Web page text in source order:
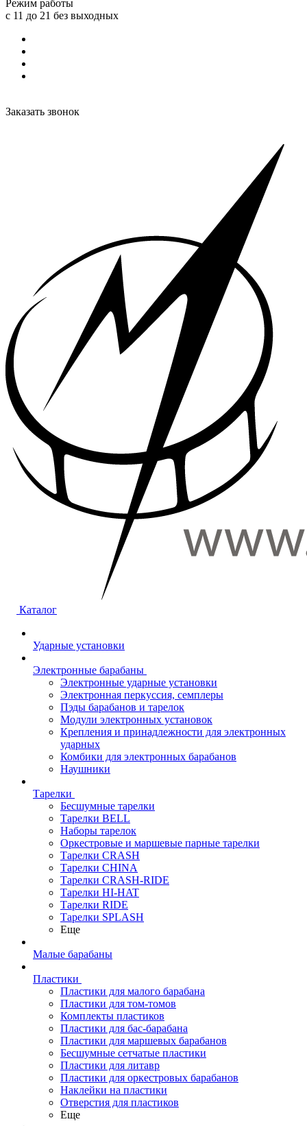
Режим работы
с 11 до 21 без выходных
Заказать звонок
Каталог
Ударные установки
Электронные барабаны
Электронные ударные установки
Электронная перкуссия, семплеры
Пэды барабанов и тарелок
Модули электронных установок
Крепления и принадлежности для электронных
ударных
Комбики для электронных барабанов
Наушники
Тарелки
Бесшумные тарелки
Тарелки BELL
Наборы тарелок
Оркестровые и маршевые парные тарелки
Тарелки CRASH
Тарелки CHINA
Тарелки CRASH-RIDE
Тарелки HI-HAT
Тарелки RIDE
Тарелки SPLASH
Еще
Малые барабаны
Пластики
Пластики для малого барабана
Пластики для том-томов
Комплекты пластиков
Пластики для бас-барабана
Пластики для маршевых барабанов
Бесшумные сетчатые пластики
Пластики для литавр
Пластики для оркестровых барабанов
Наклейки на пластики
Отверстия для пластиков
Еще